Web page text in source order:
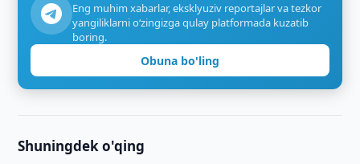
Eng muhim xabarlar, eksklyuziv reportajlar va tezkor
yangiliklarni o‘zingizga qulay platformada kuzatib
boring.
Obuna bo'ling
Shuningdek o'qing